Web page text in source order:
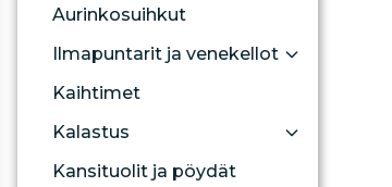
Aurinkosuihkut
Ilmapuntarit ja venekellot
Kaihtimet
Kalastus
Kansituolit ja pöydät